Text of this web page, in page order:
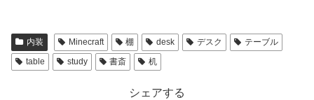
内装 Minecraft 棚 desk デスク
テーブル
table
study 書斎 机
シェアする